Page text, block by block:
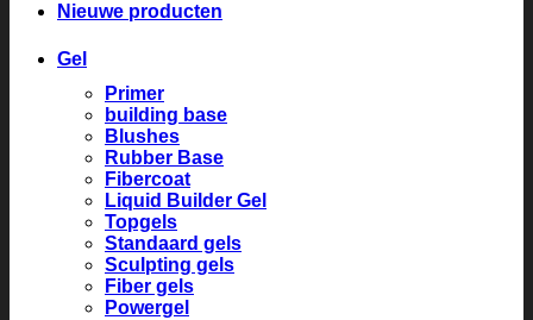
Nieuwe producten
Gel
Primer
building base
Blushes
Rubber Base
Fibercoat
Liquid Builder Gel
Topgels
Standaard gels
Sculpting gels
Fiber gels
Powergel